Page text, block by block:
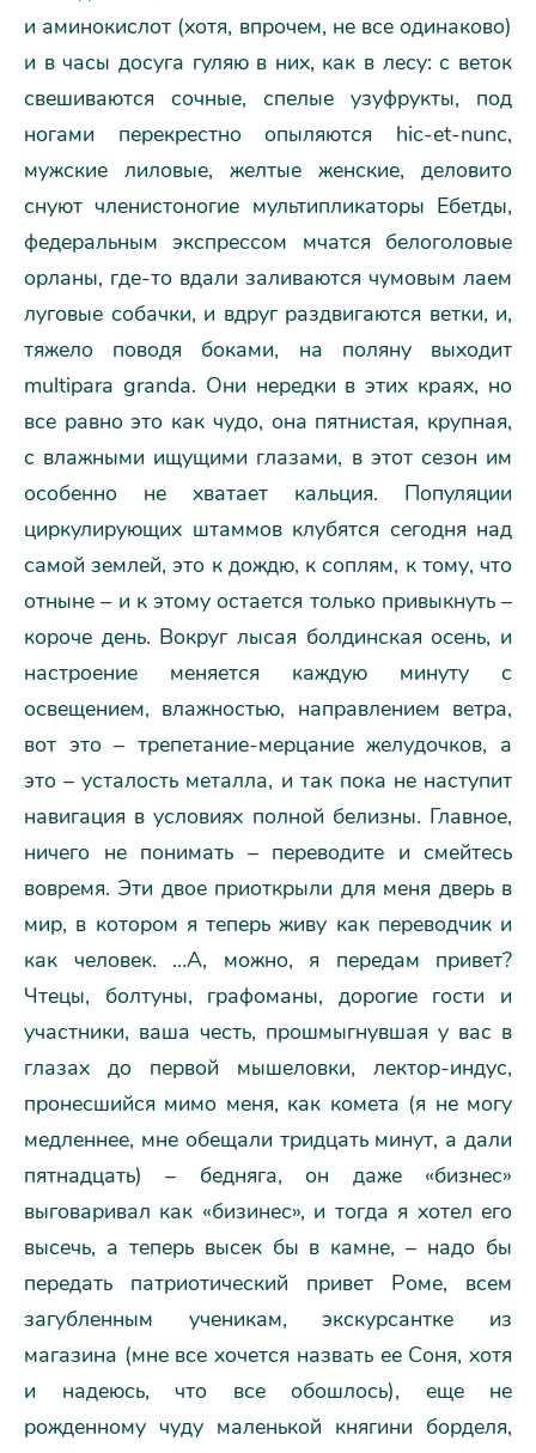
и аминокислот (хотя, впрочем, не все одинаково)
и в часы досуга гуляю в них, как в лесу: с веток
свешиваются сочные, спелые узуфрукты, под
ногами перекрестно опыляются hic-et-nunc,
мужские лиловые, желтые женские, деловито
снуют членистоногие мультипликаторы Ебетды,
федеральным экспрессом мчатся белоголовые
орланы, где-то вдали заливаются чумовым лаем
луговые собачки, и вдруг раздвигаются ветки, и,
тяжело поводя боками, на поляну выходит
multipara granda. Они нередки в этих краях, но
все равно это как чудо, она пятнистая, крупная,
с влажными ищущими глазами, в этот сезон им
особенно не хватает кальция. Популяции
циркулирующих штаммов клубятся сегодня над
самой землей, это к дождю, к соплям, к тому, что
отныне – и к этому остается только привыкнуть –
короче день. Вокруг лысая болдинская осень, и
настроение меняется каждую минуту с
освещением, влажностью, направлением ветра,
вот это – трепетание-мерцание желудочков, а
это – усталость металла, и так пока не наступит
навигация в условиях полной белизны. Главное,
ничего не понимать – переводите и смейтесь
вовремя. Эти двое приоткрыли для меня дверь в
мир, в котором я теперь живу как переводчик и
как человек. …А, можно, я передам привет?
Чтецы, болтуны, графоманы, дорогие гости и
участники, ваша честь, прошмыгнувшая у вас в
глазах до первой мышеловки, лектор-индус,
пронесшийся мимо меня, как комета (я не могу
медленнее, мне обещали тридцать минут, а дали
пятнадцать) – бедняга, он даже «бизнес»
выговаривал как «бизинес», и тогда я хотел его
высечь, а теперь высек бы в камне, – надо бы
передать патриотический привет Роме, всем
загубленным ученикам, экскурсантке из
магазина (мне все хочется назвать ее Соня, хотя
и надеюсь, что все обошлось), еще не
рожденному чуду маленькой княгини борделя,